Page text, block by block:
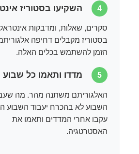
4 השקיעו בסטוריז
סקרים, שאלות, ומדבקות
בסטוריז מקבלים דחיפה
הזמן להשתמש בכלים האלה.
5 מדדו ותאמו כל שבוע
האלגוריתם משתנה מהר. מה
השבוע לא בהכרח יעבוד השבוע
עקבו אחרי המדדים ותאמו את
האסטרטגיה.